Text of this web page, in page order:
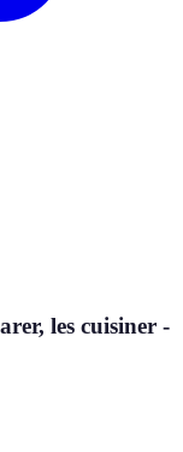
les cuisiner -